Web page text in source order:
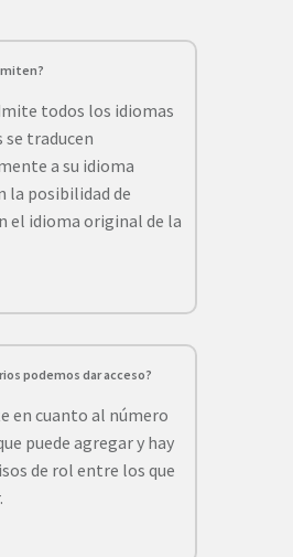
todos los idiomas
se traducen
a su idioma
la posibilidad de
el idioma original de la
podemos dar acceso?
en cuanto al número
puede agregar y hay
de rol entre los que